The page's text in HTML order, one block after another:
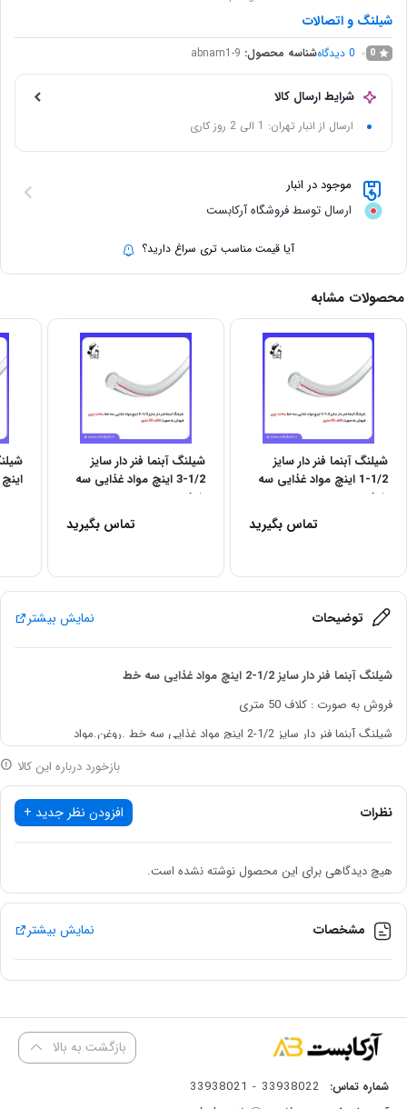
شیلنگ و اتصالات
0
0 دیدگاهشناسه محصول: abnam1-9
شرایط ارسال کالا
ارسال از انبار تهران: 1 الی 2 روز کاری
موجود در انبار
ارسال توسط فروشگاه آرکابست
آیا قیمت مناسب تری سراغ دارید؟
محصولات مشابه
شیلنگ آبنما فنر دار سایز
1/2-1 اینچ مواد غذایی سه
خط
تماس بگیرید
شیلنگ آبنما فنر دار سایز
1/2-3 اینچ مواد غذایی سه
خط
تماس بگیرید
توضیحات نمایش بیشتر
شیلنگ آبنما فنر دار سایز 1/2-2 اینچ مواد غذایی سه خط
فروش به صورت : کلاف 50 متری
شیلنگ آبنما فنر دار سایز 1/2-2 اینچ مواد غذایی سه خط .روغن.مواد
غذایی.ساکشن.هیدرولیک.پنماتیک.کشاورزی.مصرف کشاورزی.اسید.
موارد استفاده در آب روغن و مواد غذایی
اسید درصد کم و ساکشن
کیفیت تضمین شده
کشور تولید کننده
چین
2-1/2 اینچ
ضخامت گوشته
5 میلی متر
بازخورد درباره این کالا
نظرات افزودن نظر جدید +
هیچ دیدگاهی برای این محصول نوشته نشده است.
مشخصات نمایش بیشتر
بازگشت به بالا
شماره تماس: 33938022 - 33938021